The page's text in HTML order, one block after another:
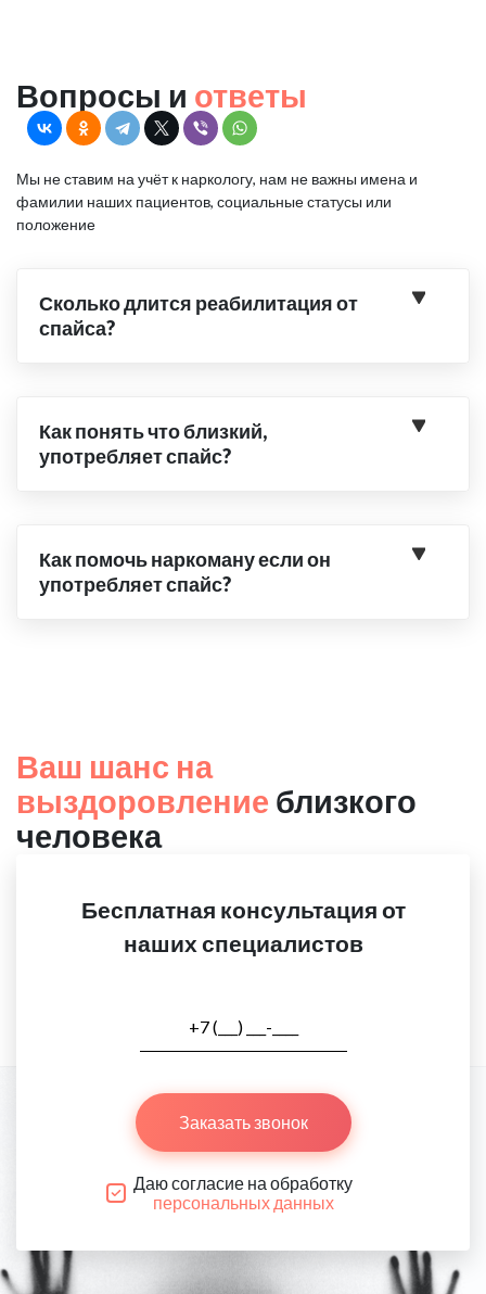
Вопросы и ответы
Мы не ставим на учёт к наркологу, нам не важны имена и
фамилии наших пациентов, социальные статусы или
положение
Сколько длится реабилитация от
спайса?
Как понять что близкий,
употребляет спайс?
Как помочь наркоману если он
употребляет спайс?
Ваш шанс на
выздоровление близкого
человека
Бесплатная консультация от
наших специалистов
Заказать звонок
Даю согласие на обработку
персональных данных